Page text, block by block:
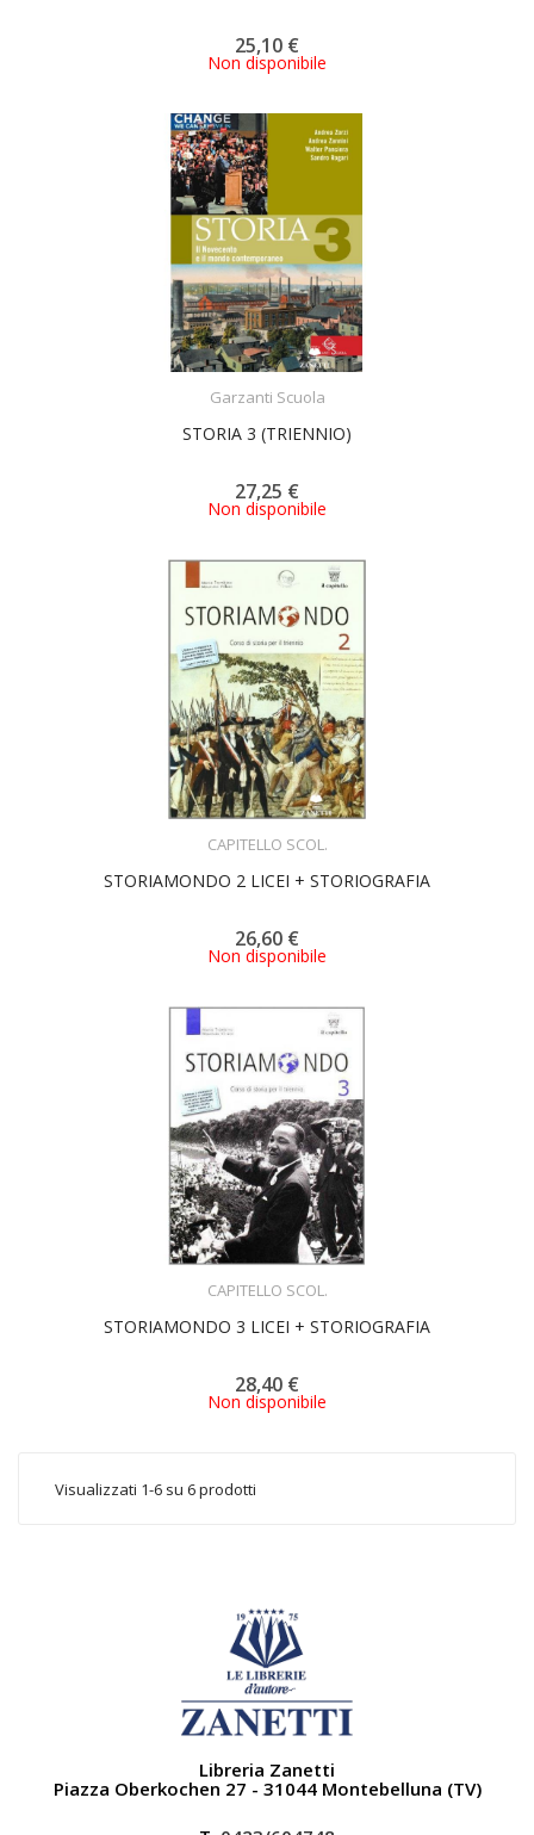
25,10 €
Non disponibile
Garzanti Scuola
STORIA 3 (TRIENNIO)
27,25 €
Non disponibile
CAPITELLO SCOL.
STORIAMONDO 2 LICEI + STORIOGRAFIA
26,60 €
Non disponibile
CAPITELLO SCOL.
STORIAMONDO 3 LICEI + STORIOGRAFIA
28,40 €
Non disponibile
Visualizzati 1-6 su 6 prodotti
Libreria Zanetti
Piazza Oberkochen 27 - 31044 Montebelluna (TV)